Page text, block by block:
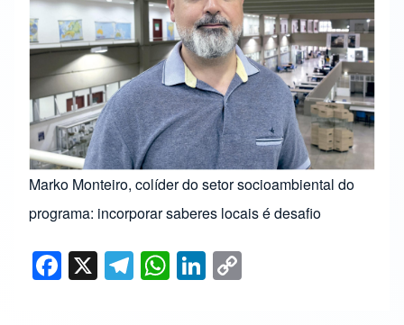
Marko Monteiro, colíder do setor socioambiental do
programa: incorporar saberes locais é desafio
F
a
X T
el
W
h
Li
n